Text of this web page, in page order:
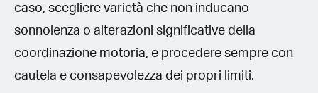
caso, scegliere varietà che non inducano
sonnolenza o alterazioni significative della
coordinazione motoria, e procedere sempre con
cautela e consapevolezza dei propri limiti.